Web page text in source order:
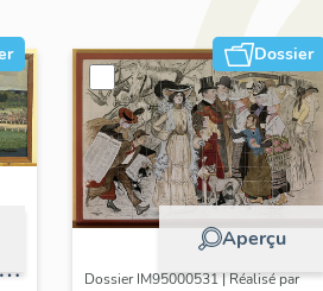
Dossier
Aperçu
Dossier IM95000531 | Réalisé par